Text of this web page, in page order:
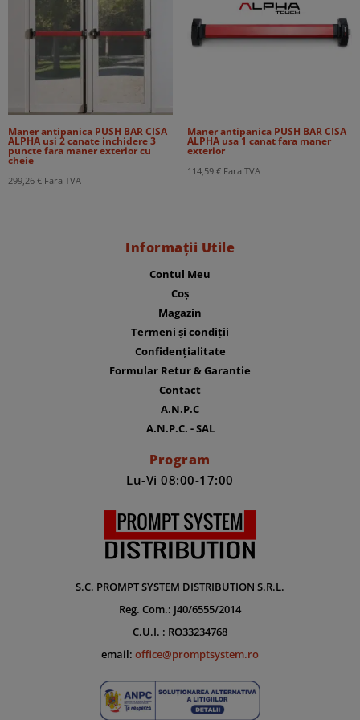
Maner antipanica PUSH BAR CISA
ALPHA usi 2 canate inchidere 3
puncte fara maner exterior cu
cheie
299,26 € Fara TVA
Maner antipanica PUSH BAR CISA
ALPHA usa 1 canat fara maner
exterior
114,59 € Fara TVA
Informații Utile
Contul Meu
Coș
Magazin
Termeni și condiții
Confidențialitate
Formular Retur & Garantie
Contact
A.N.P.C
A.N.P.C. - SAL
Program
Lu-Vi 08:00-17:00
S.C. PROMPT SYSTEM DISTRIBUTION S.R.L.
Reg. Com.: J40/6555/2014
C.U.I. : RO33234768
email: office@promptsystem.ro